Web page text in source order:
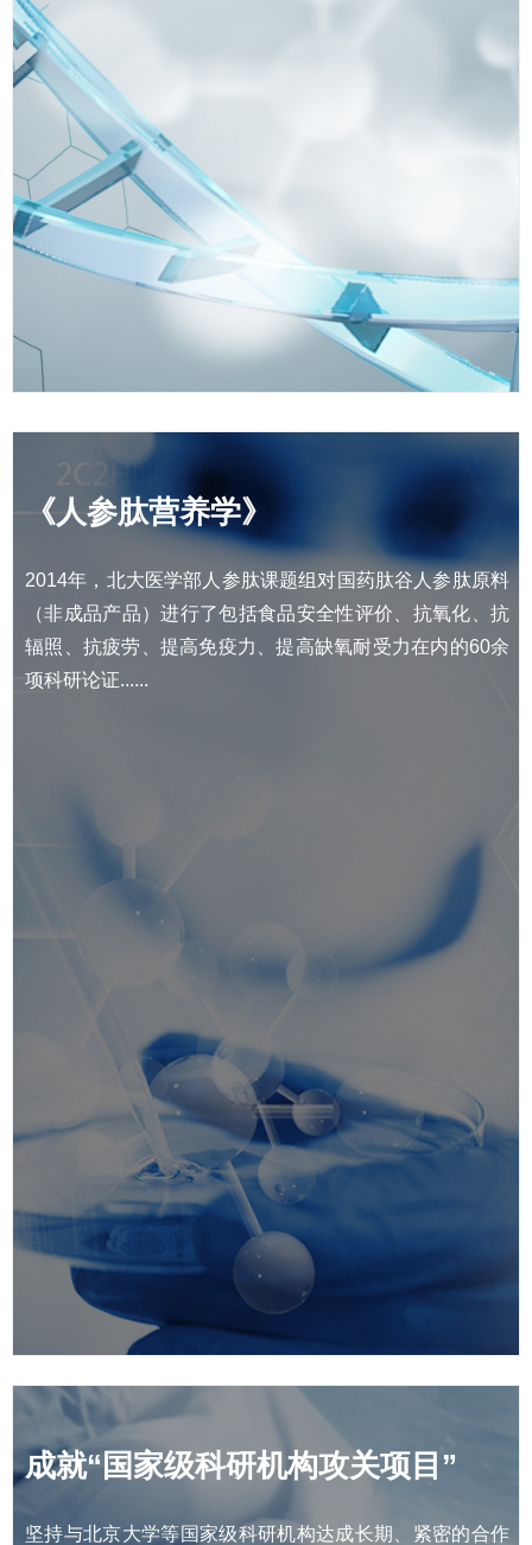
教育部跨世纪优秀人才
国务院特殊津贴获得者
《人参肽营养学》副主编
人参低聚肽的细胞营养学研究，项目负责人
兼任中国老年医学会健康科技委员会秘书长
中国优生优育协会理事、母婴营养专委会执行主任
北京市营养学会监事、办公室主任
中国营养学会基础营养分会委员、营养与神经科学分会委
中国学生营养与健康促进会学校卫生分会委员、营养监测
与评价分会委员
《人参肽营养学》
2014年，北大医学部人参肽课题组对国药肽谷人参肽原料
（非成品产品）进行了包括食品安全性评价、抗氧化、抗
辐照、抗疲劳、提高免疫力、提高缺氧耐受力在内的60余
项科研论证......
成就“国家级科研机构攻关项目”
坚持与北京大学等国家级科研机构达成长期、紧密的合作